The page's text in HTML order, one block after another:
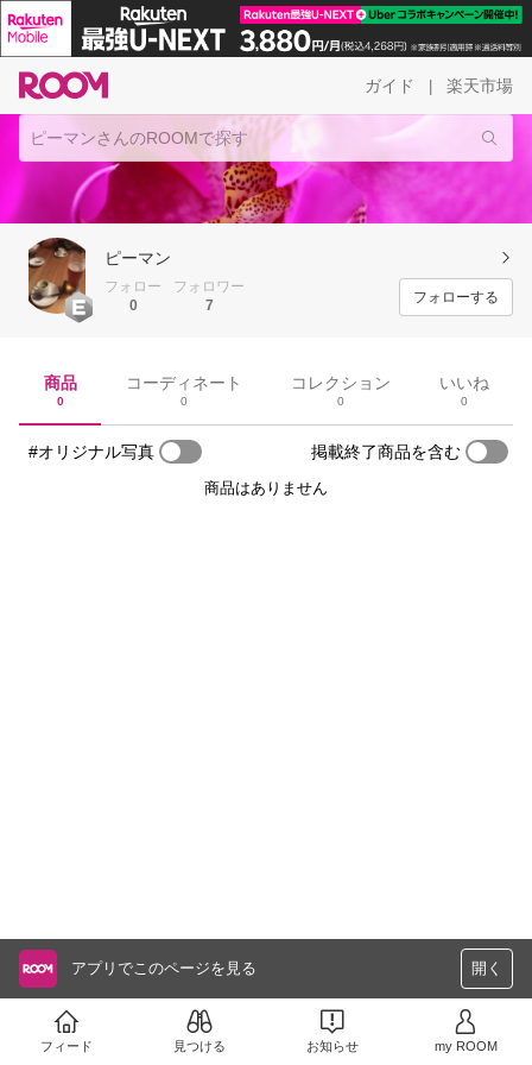
ガイド 楽天市場
ピーマン
フォロー
0
フォロワー
7
フォローする
商品
0
コーディネート
0
コレクション
0
いいね
0
#オリジナル写真 掲載終了商品を含む
商品はありません
アプリでこのページを見る 開く
フィード 見つける お知らせ my ROOM